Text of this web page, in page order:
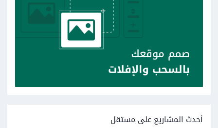
أحدث المشاريع على مستقل